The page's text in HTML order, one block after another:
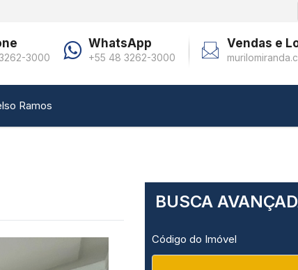
3000
WhatsApp
+55 48 3262-3000
Vendas e
Ramos
BUSCA
Código do Imóvel